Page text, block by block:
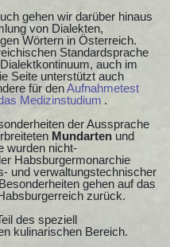
gehen wir darüber hinaus
von Dialekten,
Wörtern in Österreich.
Standardsprache
auch im
Seite unterstützt auch
für denAufnahmetest
Medizinstudium .
der Aussprache
Mundarten und
wurden nicht-
Habsburgermonarchie
und verwaltungstechnischer
gehen auf das
zurück.
des speziell
kulinarischen Bereich.